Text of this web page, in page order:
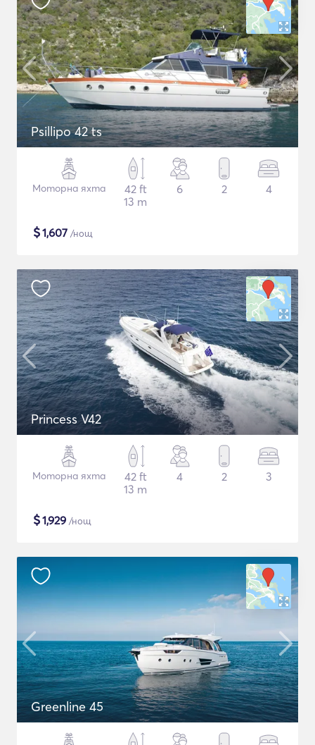
Psillipo 42 ts
Моторна яхта
42 ft
13 m
6 2 4
$1,607 /нощ
Princess V42
Моторна яхта
42 ft
13 m
4 2 3
$1,929 /нощ
Greenline 45